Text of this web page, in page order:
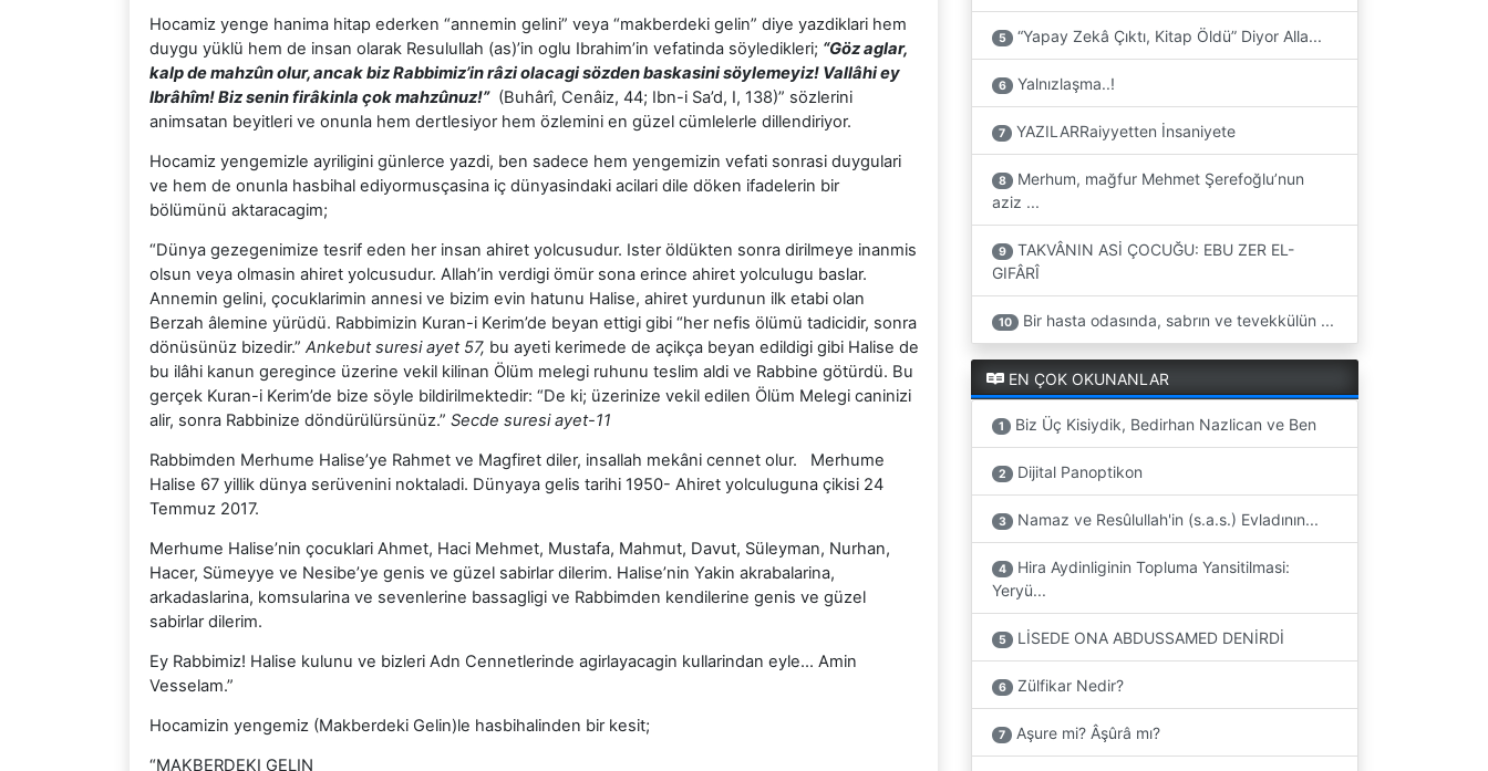
Hocamiz yenge hanima hitap ederken “annemin gelini” veya “makberdeki gelin” diye yazdiklari hem
duygu yüklü hem de insan olarak Resulullah (as)’in oglu Ibrahim’in vefatinda söyledikleri; “Göz aglar,
kalp de mahzûn olur, ancak biz Rabbimiz’in râzi olacagi sözden baskasini söylemeyiz! Vallâhi ey
Ibrâhîm! Biz senin firâkinla çok mahzûnuz!”(Buhârî, Cenâiz, 44; Ibn-i Sa’d, I, 138)” sözlerini
animsatan beyitleri ve onunla hem dertlesiyor hem özlemini en güzel cümlelerle dillendiriyor.
Hocamiz yengemizle ayriligini günlerce yazdi, ben sadece hem yengemizin vefati sonrasi duygulari
ve hem de onunla hasbihal ediyormusçasina iç dünyasindaki acilari dile döken ifadelerin bir
bölümünü aktaracagim;
“Dünya gezegenimize tesrif eden her insan ahiret yolcusudur. Ister öldükten sonra dirilmeye inanmis
olsun veya olmasin ahiret yolcusudur. Allah’in verdigi ömür sona erince ahiret yolculugu baslar.
Annemin gelini, çocuklarimin annesi ve bizim evin hatunu Halise, ahiret yurdunun ilk etabi olan
Berzah âlemine yürüdü. Rabbimizin Kuran-i Kerim’de beyan ettigi gibi “her nefis ölümü tadicidir, sonra
dönüsünüz bizedir.” Ankebut suresi ayet 57, bu ayeti kerimede de açikça beyan edildigi gibi Halise de
bu ilâhi kanun geregince üzerine vekil kilinan Ölüm melegi ruhunu teslim aldi ve Rabbine götürdü. Bu
gerçek Kuran-i Kerim’de bize söyle bildirilmektedir: “De ki; üzerinize vekil edilen Ölüm Melegi caninizi
alir, sonra Rabbinize döndürülürsünüz.” Secde suresi ayet-11
Rabbimden Merhume Halise’ye Rahmet ve Magfiret diler, insallah mekâni cennet olur. Merhume
Halise 67 yillik dünya serüvenini noktaladi. Dünyaya gelis tarihi 1950- Ahiret yolculuguna çikisi 24
Temmuz 2017.
Merhume Halise’nin çocuklari Ahmet, Haci Mehmet, Mustafa, Mahmut, Davut, Süleyman, Nurhan,
Hacer, Sümeyye ve Nesibe’ye genis ve güzel sabirlar dilerim. Halise’nin Yakin akrabalarina,
arkadaslarina, komsularina ve sevenlerine bassagligi ve Rabbimden kendilerine genis ve güzel
sabirlar dilerim.
Ey Rabbimiz! Halise kulunu ve bizleri Adn Cennetlerinde agirlayacagin kullarindan eyle… Amin
Vesselam.”
Hocamizin yengemiz (Makberdeki Gelin)le hasbihalinden bir kesit;
“MAKBERDEKI GELIN
5 “Yapay Zekâ Çıktı, Kitap Öldü” Diyor Alla...
6 Yalnızlaşma..!
7 YAZILARRaiyyetten İnsaniyete
8
Merhum, mağfur Mehmet Şerefoğlu’nun
aziz ...
9
TAKVÂNIN ASİ ÇOCUĞU: EBU ZER EL-
GIFÂRÎ
10 Bir hasta odasında, sabrın ve tevekkülün ...
EN ÇOK OKUNANLAR
1 Biz Üç Kisiydik, Bedirhan Nazlican ve Ben
2 Dijital Panoptikon
3 Namaz ve Resûlullah'in (s.a.s.) Evladının...
4
Hira Aydinliginin Topluma Yansitilmasi:
Yeryü...
5 LİSEDE ONA ABDUSSAMED DENİRDİ
6 Zülfikar Nedir?
7 Aşure mi? Âşûrâ mı?